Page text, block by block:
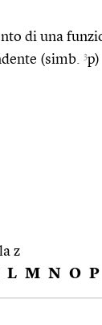
di una
(simb. 3p)
z
L M N O P